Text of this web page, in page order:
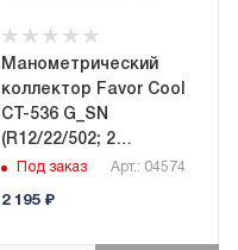
Манометрический
коллектор Favor Cool
CT-536 G_SN
(R12/22/502; 2
вентильный; шланги
Под заказ Арт.: 04574
2 195₽